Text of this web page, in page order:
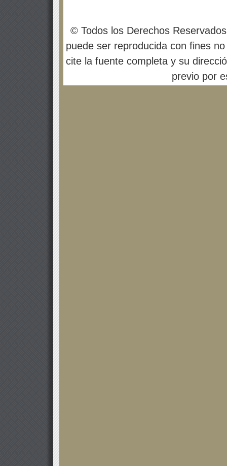
© Todos los Derechos
puede ser reproducida con fines
cite la fuente completa y su
previo por